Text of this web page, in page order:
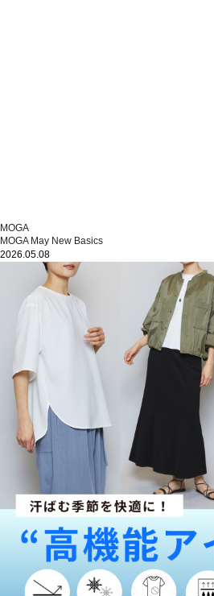
MOGA
MOGA May New Basics
2026.05.08